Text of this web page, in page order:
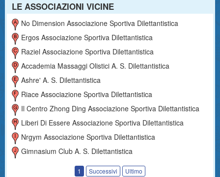
LE ASSOCIAZIONI VICINE
No Dimension Associazione Sportiva Dilettantistica
Ergos Associazione Sportiva Dilettantistica
Raziel Associazione Sportiva Dilettantistica
Accademia Massaggi Olistici A. S. Dilettantistica
Ashre' A. S. Dilettantistica
Riace Associazione Sportiva Dilettantistica
Il Centro Zhong Ding Associazione Sportiva Dilettantistica
Liberi Di Essere Associazione Sportiva Dilettantistica
Nrgym Associazione Sportiva Dilettantistica
Gimnasium Club A. S. Dilettantistica
1 Successivi Ultimo